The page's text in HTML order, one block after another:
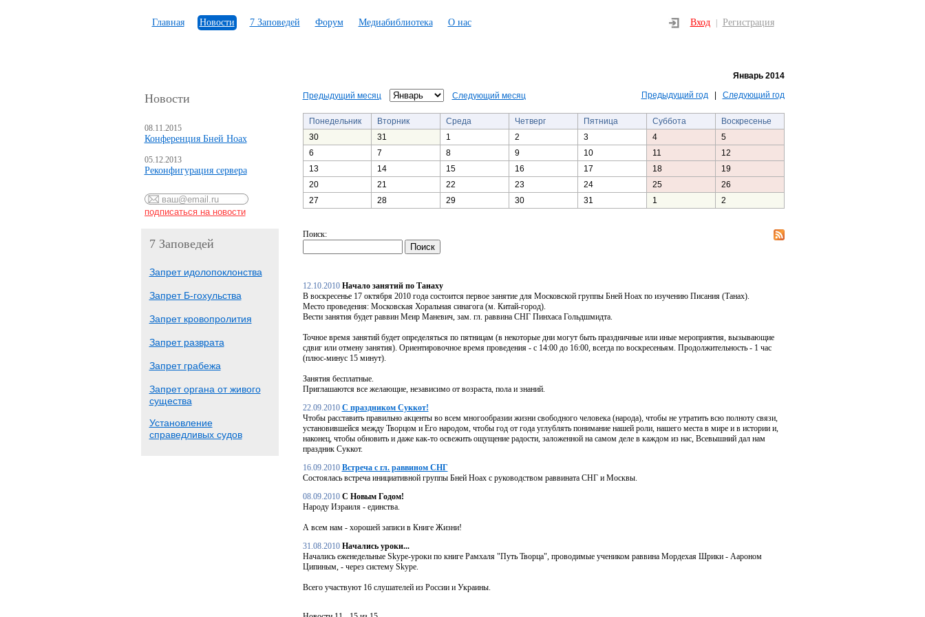
Главная Новости 7 Заповедей Форум Медиабиблиотека О нас Вход Регистрация
Новости
08.11.2015
Конференция Бней Ноах
05.12.2013
Реконфигурация сервера
7 Заповедей
Запрет идолопоклонства
Запрет Б-гохульства
Запрет кровопролития
Запрет разврата
Запрет грабежа
Запрет органа от живого
существа
Установление
справедливых судов
Январь 2014
Предыдущий месяц Следующий месяц Предыдущий год| Следующий год
Понедельник Вторник Среда Четверг Пятница Суббота
Воскресенье
30
31 1 2 3 4
5
6
7 8 9 10 11
12
13
14 15 16 17 18
19
20
21 22 23 24 25
26
27
28 29 30 31 1 2
Поиск:
12.10.2010 Начало занятий по Танаху
В воскресенье 17 октября 2010 года состоится первое занятие для Московской группы Бней Ноах по изучению Писания (Танах).
Место проведения: Московская Хоральная синагога (м. Китай-город).
Вести занятия будет раввин Меир Маневич, зам. гл. раввина СНГ Пинхаса Гольдшмидта.
Точное время занятий будет определяться по пятницам (в некоторые дни могут быть праздничные или иные мероприятия, вызывающие
сдвиг или отмену занятия). Ориентировочное время проведения - с 14:00 до 16:00, всегда по воскресеньям. Продолжительность - 1 час
(плюс-минус 15 минут).
Занятия бесплатные.
Приглашаются все желающие, независимо от возраста, пола и знаний.
22.09.2010 С праздником Суккот!
Чтобы расставить правильно акценты во всем многообразии жизни свободного человека (народа), чтобы не утратить всю полноту связи,
установившейся между Творцом и Его народом, чтобы год от года углублять понимание нашей роли, нашего места в мире и в истории и,
наконец, чтобы обновить и даже как-то освежить ощущение радости, заложенной на самом деле в каждом из нас, Всевышний дал нам
праздник Суккот.
16.09.2010 Встреча с гл. раввином СНГ
Состоялась встреча инициативной группы Бней Ноах с руководством раввината СНГ и Москвы.
08.09.2010 С Новым Годом!
Народу Израиля - единства.
А всем нам - хорошей записи в Книге Жизни!
31.08.2010 Начались уроки...
Начались еженедельные Skype-уроки по книге Рамхаля "Путь Творца", проводимые учеником раввина Мордехая Шрики - Аароном
Ципиным, - через систему Skype.
Всего участвуют 16 слушателей из России и Украины.